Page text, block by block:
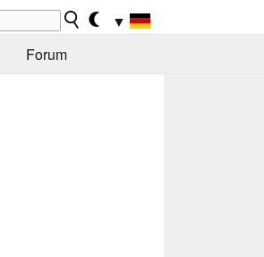
▼
Forum